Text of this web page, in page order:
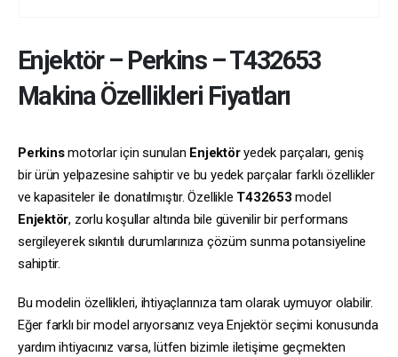
Enjektör– Perkins–T432653
Makina Özellikleri Fiyatları
Perkinsmotorlar için sunulan Enjektöryedek parçaları, geniş
bir ürün yelpazesine sahiptir ve bu yedek parçalar farklı özellikler
ve kapasiteler ile donatılmıştır. Özellikle T432653 model
Enjektör, zorlu koşullar altında bile güvenilir bir performans
sergileyerek sıkıntılı durumlarınıza çözüm sunma potansiyeline
sahiptir.
Bu modelin özellikleri, ihtiyaçlarınıza tam olarak uymuyor olabilir.
Eğer farklı bir model arıyorsanız veya Enjektör seçimi konusunda
yardım ihtiyacınız varsa, lütfen bizimle iletişime geçmekten